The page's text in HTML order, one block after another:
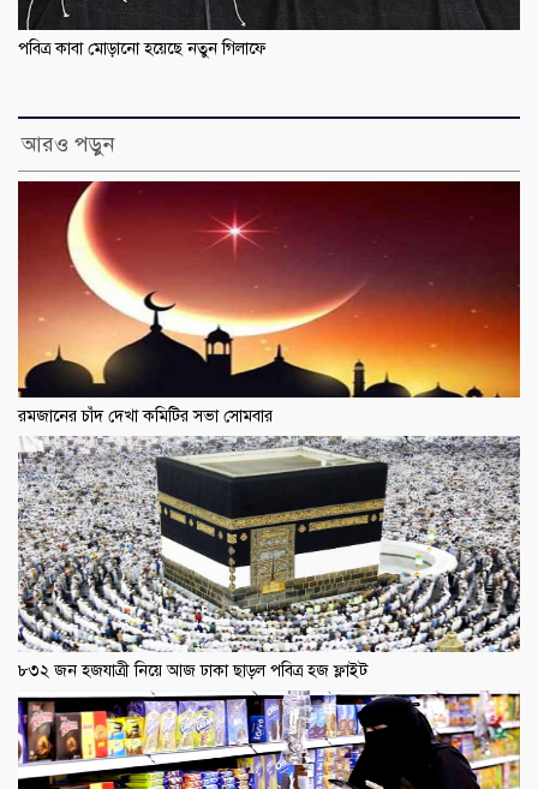
পবিত্র কাবা মোড়ানো হয়েছে নতুন গিলাফে
আরও পড়ুন
রমজানের চাঁদ দেখা কমিটির সভা সোমবার
৮৩২ জন হজযাত্রী নিয়ে আজ ঢাকা ছাড়ল পবিত্র হজ ফ্লাইট